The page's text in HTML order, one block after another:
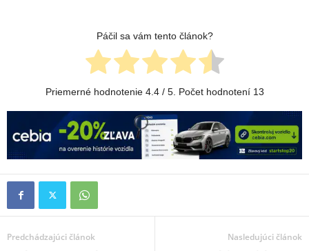
Páčil sa vám tento článok?
Priemerné hodnotenie 4.4/ 5. Počet hodnotení 13
Predchádzajúci článok Nasledujúci článok